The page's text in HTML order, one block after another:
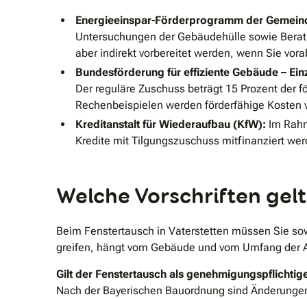
Energieeinspar-Förderprogramm der
Untersuchungen der Gebäudehülle sowie
aber indirekt vorbereitet werden, wenn Sie
Bundesförderung für effiziente Gebäude –
Der reguläre Zuschuss beträgt 15 Prozent der
Rechenbeispielen werden förderfähige
Kreditanstalt für Wiederaufbau (KfW): Im
Kredite mit Tilgungszuschuss mitfinanziert
Welche Vorschriften
Beim Fenstertausch in Vaterstetten müssen Sie
greifen, hängt vom Gebäude und vom Umfang der
Gilt der Fenstertausch als
Nach der Bayerischen Bauordnung sind